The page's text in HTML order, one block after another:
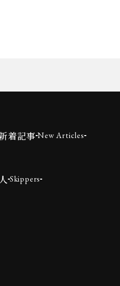
着記事New Articles
人 Skippers